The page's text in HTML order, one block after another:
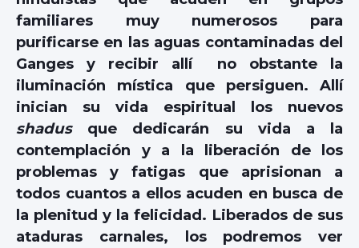
familiares muy numerosos para
purificarse en las aguas contaminadas del
Ganges y recibir allí no obstante la
iluminación mística que persiguen. Allí
inician su vida espiritual los nuevos
shadus que dedicarán su vida a la
contemplación y a la liberación de los
problemas y fatigas que aprisionan a
todos cuantos a ellos acuden en busca de
la plenitud y la felicidad. Liberados de sus
ataduras carnales, los podremos ver